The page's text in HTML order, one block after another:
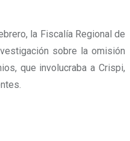
la Fiscalía Regional de
sobre la omisión
que involucraba a Crispi,